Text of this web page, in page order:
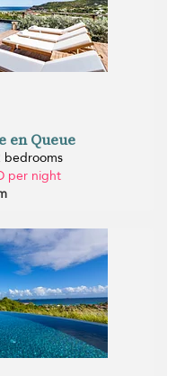
en Queue
bedrooms
per night